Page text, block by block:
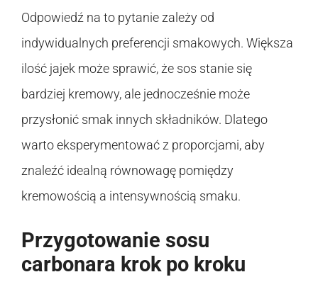
Odpowiedź na to pytanie zależy od
indywidualnych preferencji smakowych. Większa
ilość jajek może sprawić, że sos stanie się
bardziej kremowy, ale jednocześnie może
przysłonić smak innych składników. Dlatego
warto eksperymentować z proporcjami, aby
znaleźć idealną równowagę pomiędzy
kremowością a intensywnością smaku.
Przygotowanie sosu
carbonara krok po kroku